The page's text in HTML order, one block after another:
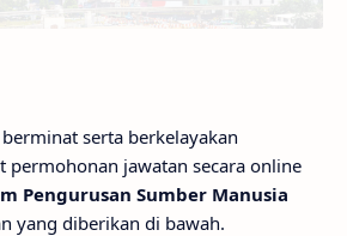
serta berkelayakan
permohonan jawatan secara online
Pengurusan Sumber Manusia
yang diberikan di bawah.